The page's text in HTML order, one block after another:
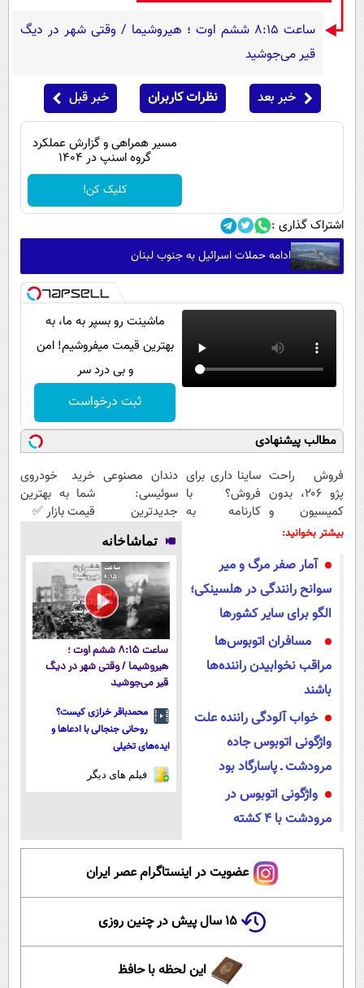
ساعت ۸:۱۵ ششم اوت ؛ هیروشیما / وقتی شهر در دیگ
قیر می‌جوشید
خبر بعد نظرات کاربران خبر قبل
مسیر همراهی و گزارش عملکرد
گروه اسنپ در ۱۴۰۴
کلیک کن!
اشتراک گذاری :
ادامه حملات اسرائیل به جنوب لبنان
ماشینت رو بسپر به ما، به
بهترین قیمت میفروشیم! امن
و بی درد سر
ثبت درخواست
مطالب پیشنهادی
فروش راحت
پژو ۲۰6، بدون
کمیسیون و
دردسر
ساینا داری برای
فروش؟ با
کارنامه به
دندان مصنوعی
سوئیسی:
جدیدترین
فناوری اروپا،
سبک و مقاوم |
پرداخت قسطی
خرید خودروی
شما به بهترین
قیمت بازار ✅
بیشتر بخوانید:
آمار صفر مرگ و میر
سوانح رانندگی در هلسینکی؛
الگو برای سایر کشورها
مسافران اتوبوس‌ها
مراقب نخوابیدن راننده‌ها
باشند
خواب آلودگی راننده علت
واژگونی اتوبوس جاده
مرودشت ـ پاسارگاد بود
واژگونی اتوبوس در
مرودشت با ۴ کشته
تماشاخانه
ساعت ۸:۱۵ ششم اوت ؛
هیروشیما / وقتی شهر در دیگ
قیر می‌جوشید
محمدباقر خرازی کیست؟
روحانی جنجالی با ادعاها و
ایده‌های تخیلی
فیلم های دیگر
عضویت در اینستاگرام عصر ایران
۱۵ سال پیش در چنین روزی
این لحظه با حافظ